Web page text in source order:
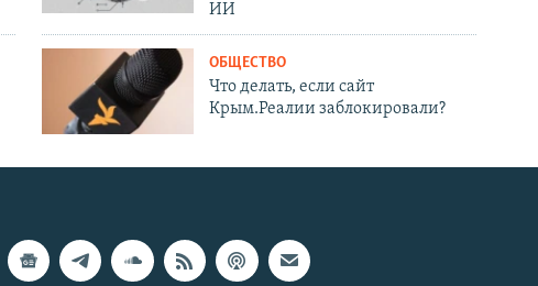
ИИ
ОБЩЕСТВО
Что делать, если сайт
Крым.Реалии заблокировали?